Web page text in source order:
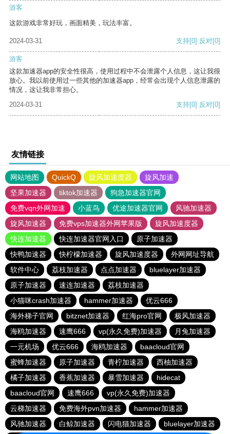
游客
这款游戏非常好玩，画面精美，玩法丰富。
2024-03-31 支持[0] 反对[0]
游客
这款加速器app的安全性很高，使用过程中不会泄露个人信息，这让我很
放心。我以前使用过一些其他的加速器app，经常会出现个人信息泄露的
情况，这让我非常担心。
2024-03-31
支持[0] 反对[0]
友情链接
网站地图 QuickQ 旋风加速度器
旋风加速
坚果加速器
tiktok加速器
狗急加速器官网
免费vqn外网加速
小蓝鸟 优途加速器官网
风驰加速器
旋风加速器
免费vps加速器外网苹果版
旋风加速度器
快连加速器
快连加速器官网入口
原子加速器
快鸭加速器
快柠檬加速器 旋风加速度器
外网网址导航
软件中心
荔枝加速器 点点加速器
bluelayer加速器
原子加速器
速连加速器
荔枝加速器
小猫咪crash加速器
hammer加速器
优云666
海外梯子官网
bitznet加速器 红海pro官网
极风加速器
海鸥加速器
速鹰666 vp(永久免费)加速器
月兔加速器
一元机场
优云666 海鸥加速器
baacloud官网
蜜蜂加速器
原子加速器 青柠加速器
西柚加速器
橘子加速器
香蕉加速器 暴雪加速器
hidecat
baacloud官网
速鹰666
vp(永久免费)加速器
云梯加速器
免费海外pvn加速器
hammer加速器
风驰加速器
白鲸加速器 闪电猫加速器 bluelayer加速器